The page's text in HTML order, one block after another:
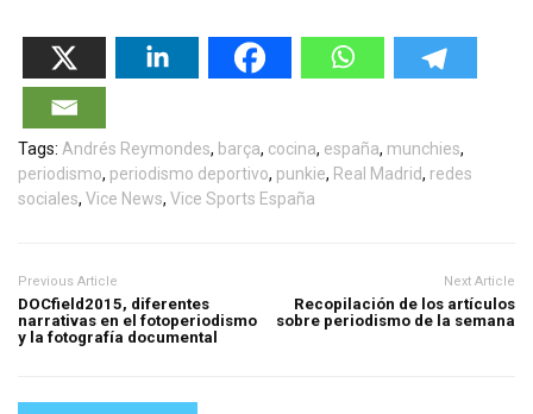
Tags: Andrés Reymondes, barça, cocina, españa, munchies,
periodismo, periodismo deportivo, punkie, Real Madrid, redes
sociales, Vice News, Vice Sports España
Previous Article
DOCfield2015, diferentes
narrativas en el fotoperiodismo
y la fotografía documental
Next Article
Recopilación de los artículos
sobre periodismo de la semana